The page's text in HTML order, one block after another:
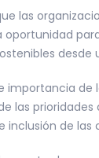
las
oportunidad
importancia de
las
inclusión de